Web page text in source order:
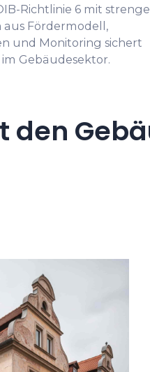
Richtlinie 6 mit
aus Fördermodell,
und Monitoring sichert
Gebäudesektor.
den